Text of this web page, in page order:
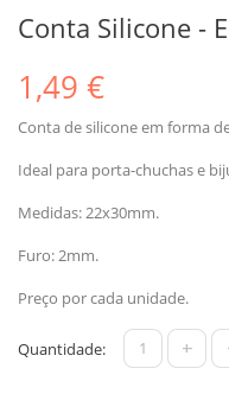
Conta Silicone -
1,49 €
Conta de silicone em forma
Ideal para porta-chuchas e
Medidas: 22x30mm.
Furo: 2mm.
Preço por cada unidade.
Quantidade: +